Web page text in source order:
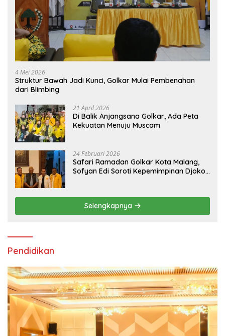
4 Mei 2026
Struktur Bawah Jadi Kunci, Golkar Mulai Pembenahan
dari Blimbing
21 April 2026
Di Balik Anjangsana Golkar, Ada Peta
Kekuatan Menuju Muscam
24 Februari 2026
Safari Ramadan Golkar Kota Malang,
Sofyan Edi Soroti Kepemimpinan Djoko
Selengkapnya
Pendidikan